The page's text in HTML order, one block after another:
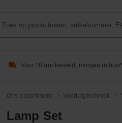
zoeken
Voor 18 uur besteld, morgen in huis*
Ons assortiment Voertuigtechniek
Lamp Set